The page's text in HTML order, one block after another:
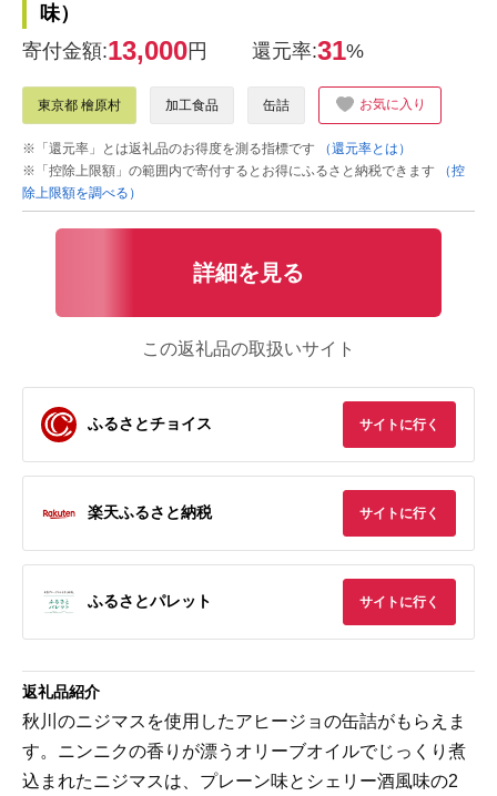
味）
寄付金額:13,000円 還元率:31%
東京都 檜原村 加工食品 缶詰 お気に入り
※「還元率」とは返礼品のお得度を測る指標です
（還元率とは）
※「控除上限額」の範囲内で寄付するとお得にふるさと納税できます
（控
除上限額を調べる）
詳細を見る
この返礼品の取扱いサイト
ふるさとチョイス サイトに行く
楽天ふるさと納税 サイトに行く
ふるさとパレット サイトに行く
返礼品紹介
秋川のニジマスを使用したアヒージョの缶詰がもらえま
す。ニンニクの香りが漂うオリーブオイルでじっくり煮
込まれたニジマスは、プレーン味とシェリー酒風味の2